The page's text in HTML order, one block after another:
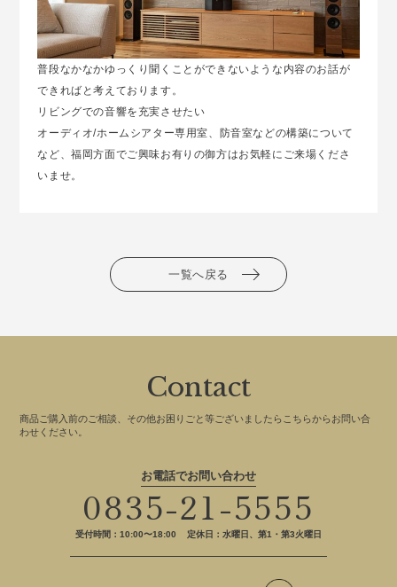
普段なかなかゆっくり聞くことができないような内容のお話が
できればと考えております。
リビングでの音響を充実させたい
オーディオ/ホームシアター専用室、防音室などの構築について
など、福岡方面でご興味お有りの御方はお気軽にご来場くださ
いませ。
一覧へ戻る
Contact
商品ご購入前のご相談、その他お困りごと等ございましたらこちらからお問い合
わせください。
お電話でお問い合わせ
0835-21-5555
受付時間：10:00〜18:00 定休日：水曜日、第1・第3火曜日